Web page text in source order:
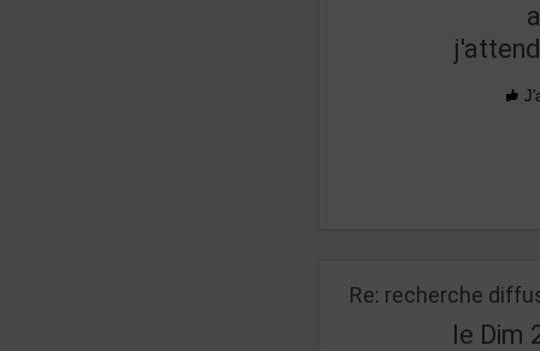
Re: recherche
le Dim